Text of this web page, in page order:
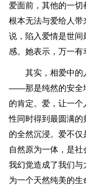
爱面前，其他的一切
根本无法与爱给人
说，陷入爱情是世
感。她表示，万一有
其实，相爱中的
——那是纯然的安全
的肯定。爱，让一
性同时得到最圆满
的全然沉浸。爱不
自然原为一体，是
我幻觉造成了我们
为一个天然纯美的生